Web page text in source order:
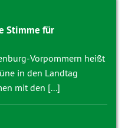
Stimme für
Vorpommern heißt
in den Landtag
mit den [...]